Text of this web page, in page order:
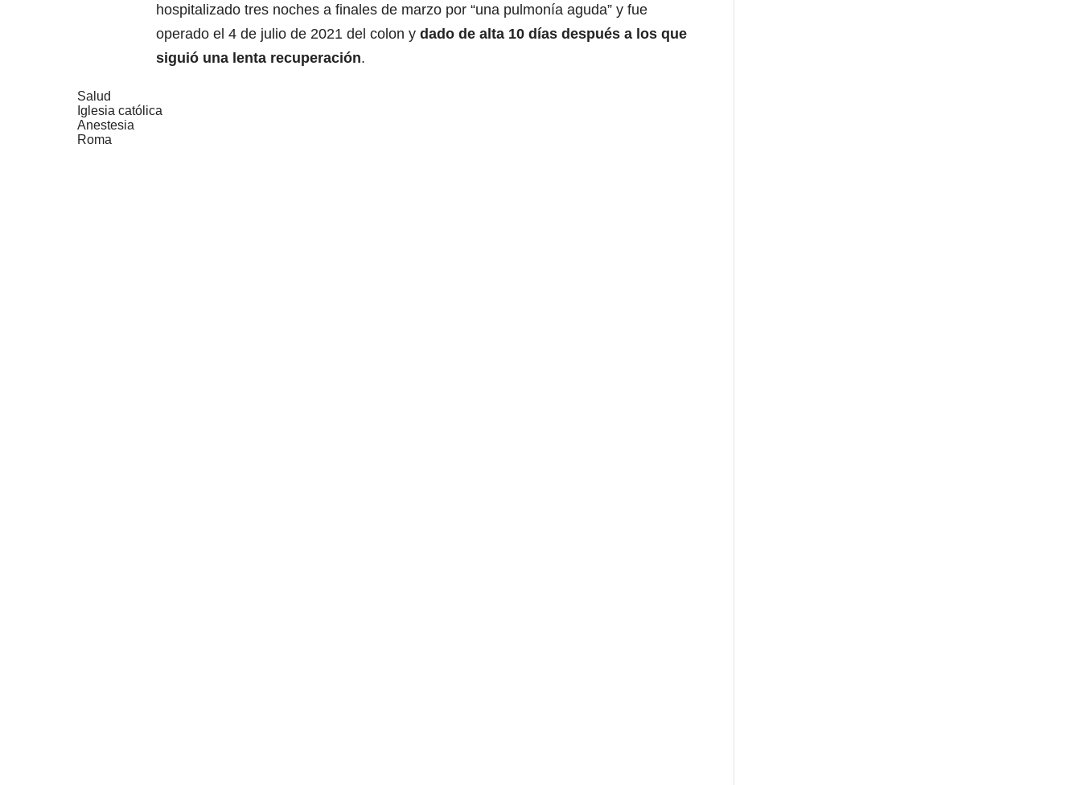
hospitalizado tres noches a finales de marzo por “una pulmonía aguda” y fue
operado el 4 de julio de 2021 del colon y dado de alta 10 días después a los que
siguió una lenta recuperación.
Salud
Iglesia católica
Anestesia
Roma